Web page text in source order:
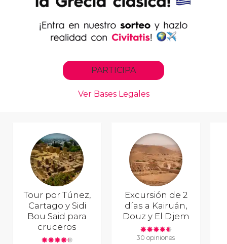
Tour por Túnez,
Cartago y Sidi
Bou Said para
cruceros
Excursión de 2
días a Kairuán,
Douz y El Djem
30 opiniones